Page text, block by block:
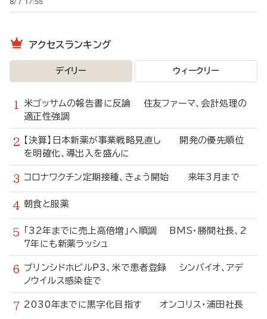
アクセスランキング
デイリー ウィークリー
米ゴッサムの報告書に反論 住友ファーマ、会計処理の
適正性強調
【決算】日本新薬が事業戦略見直し 開発の優先順位
を明確化、導出入を盛んに
コロナワクチン定期接種、きょう開始 来年3月まで
朝食と服薬
「32年までに売上高倍増」へ順調 BMS・勝間社長、2
7年にも新薬ラッシュ
ブリンシドホビルP3、米で患者登録 シンバイオ、アデ
ノウイルス感染症で
2030年までに黒字化目指す オンコリス・浦田社長